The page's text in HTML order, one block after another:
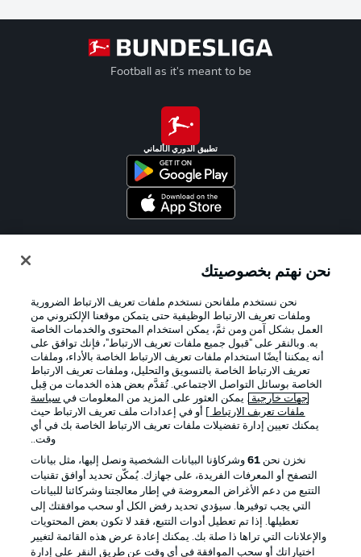
Football as it's meant to be
تطبيق الدوري الألماني
الإعلانات الإخطارات القانونية
شروط الاستخدام القنوات الناقلة
الوظائف جهة النشر
تواصل معنا اللاعبون
نحن نهتم بخصوصيتك
نحن نستخدم ملفانحن نستخدم ملفات تعريف الارتباط الضرورية
وملفات تعريف الارتباط الوظيفية حتى يتمكن موقعنا الإلكتروني من
العمل بشكل آمن ومن ثمَّ، يمكن استخدام المحتوى والخدمات الخاصة
به. وبالنقر على "قبول جميع ملفات تعريف الارتباط"، فإنك توافق على
أنه يمكننا أيضًا استخدام ملفات تعريف الارتباط الخاصة بالأداء، وملفات
تعريف الارتباط الخاصة بالتسويق والتحليل، وملفات تعريف الارتباط
الخاصة بوسائل التواصل الاجتماعي. تُقدَّم بعض هذه الخدمات من قِبل
جهات خارجية . يمكن العثور على المزيد من المعلومات في سياسة
ملفات تعريف الارتباط
] أو في إعدادات ملف تعريف الارتباط حيث
يمكنك تعيين إدارة تفضيلات ملفات تعريف الارتباط الخاصة بك في أي
وقت..
نخزن نحن 61وشركاؤنا البيانات الشخصية ونصل إليها، مثل بيانات
التصفح أو المعرفات الفريدة، على جهازك. يُمكّن تحديد أوافق تقنيات
التتبع من دعم الأغراض المعروضة في إطار معالجتنا وشركائنا للبيانات
التي يجب توفيرها. سيؤدي تحديد رفض الكل أو سحب موافقتك إلى
تعطيلها. إذا تم تعطيل أدوات التتبع، فقد لا تكون بعض المحتويات
والإعلانات التي تراها ذا صلة بك. يمكنك إعادة عرض هذه القائمة لتغيير
اختياراتك أو سحب الموافقة في أي وقت عن طريق النقر على إدارة